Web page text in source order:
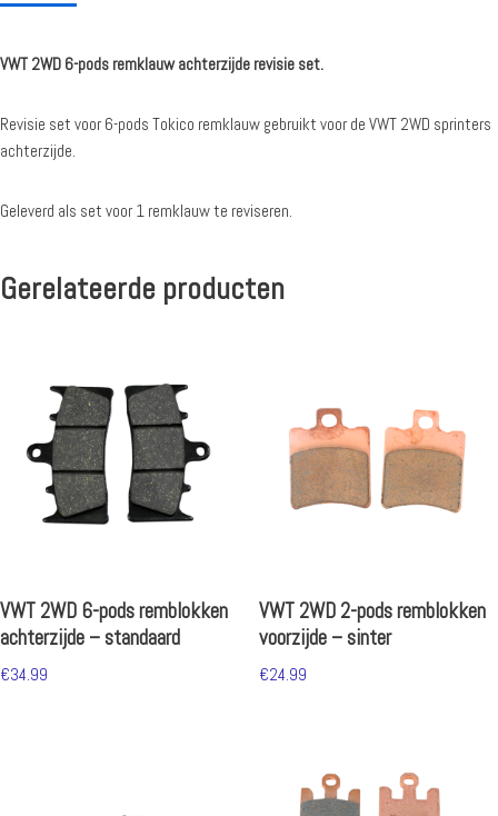
VWT 2WD 6-pods remklauw achterzijde revisie set.
Revisie set voor 6-pods Tokico remklauw gebruikt voor de VWT 2WD sprinters
achterzijde.
Geleverd als set voor 1 remklauw te reviseren.
Gerelateerde producten
VWT 2WD 6-pods remblokken
achterzijde – standaard
€34.99
VWT 2WD 2-pods remblokken
voorzijde – sinter
€24.99